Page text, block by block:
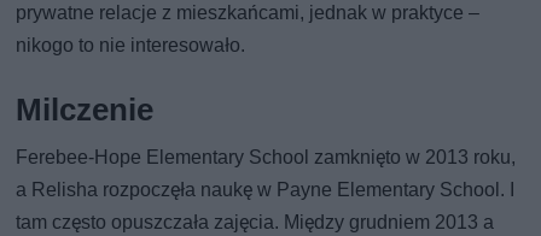
prywatne relacje z mieszkańcami, jednak w praktyce –
nikogo to nie interesowało.
Milczenie
Ferebee-Hope Elementary School zamknięto w 2013 roku,
a Relisha rozpoczęła naukę w Payne Elementary School. I
tam często opuszczała zajęcia. Między grudniem 2013 a